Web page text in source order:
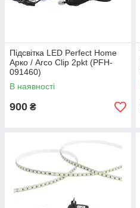
Підсвітка LED Perfect Home
Арко / Arco Clip 2pkt (PFH-
091460)
В наявності
900 ₴